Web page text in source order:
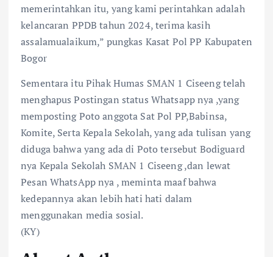
memerintahkan itu, yang kami perintahkan adalah
kelancaran PPDB tahun 2024, terima kasih
assalamualaikum,” pungkas Kasat Pol PP Kabupaten
Bogor
Sementara itu Pihak Humas SMAN 1 Ciseeng telah
menghapus Postingan status Whatsapp nya ,yang
memposting Poto anggota Sat Pol PP,Babinsa,
Komite, Serta Kepala Sekolah, yang ada tulisan yang
diduga bahwa yang ada di Poto tersebut Bodiguard
nya Kepala Sekolah SMAN 1 Ciseeng ,dan lewat
Pesan WhatsApp nya , meminta maaf bahwa
kedepannya akan lebih hati hati dalam
menggunakan media sosial.
(KY)